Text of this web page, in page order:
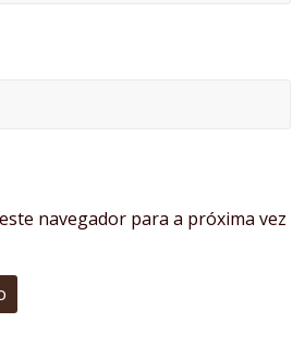
navegador para a próxima vez